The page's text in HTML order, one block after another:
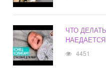
ЧТО
4451